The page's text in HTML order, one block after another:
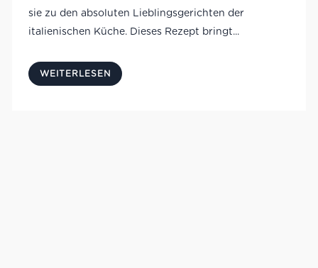
sie zu den absoluten Lieblingsgerichten der
italienischen Küche. Dieses Rezept bringt...
WEITERLESEN